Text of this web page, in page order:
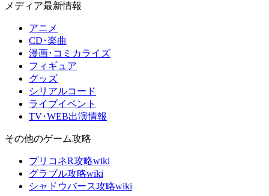
メディア最新情報
アニメ
CD･楽曲
漫画･コミカライズ
フィギュア
グッズ
シリアルコード
ライブイベント
TV･WEB出演情報
その他のゲーム攻略
プリコネR攻略wiki
グラブル攻略wiki
シャドウバース攻略wiki